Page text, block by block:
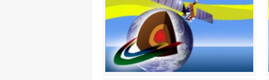
2018
2019